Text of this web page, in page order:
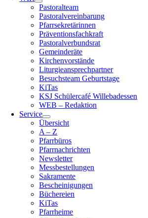
Pastoralteam
Pastoralvereinbarung
Pfarrsekretärinnen
Präventionsfachkraft
Pastoralverbundsrat
Gemeinderäte
Kirchenvorstände
Liturgieansprechpartner
Besuchsteam Geburtstage
KiTas
KSJ Schülercafé Willebadessen
WEB – Redaktion
Service
Übersicht
A – Z
Pfarrbüros
Pfarrnachrichten
Newsletter
Messbestellungen
Sakramente
Bescheinigungen
Büchereien
KiTas
Pfarrheime